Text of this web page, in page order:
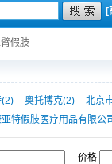
[
假肢
(2) 奥托博克(2)
北京
特假肢医疗用品有限公
价格